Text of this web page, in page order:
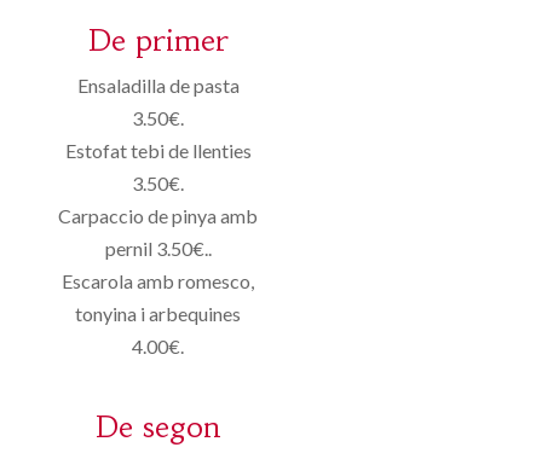
De primer
Ensaladilla de pasta
3.50€.
Estofat tebi de llenties
3.50€.
Carpaccio de pinya amb
pernil 3.50€..
Escarola amb romesco,
tonyina i arbequines
4.00€.
De segon